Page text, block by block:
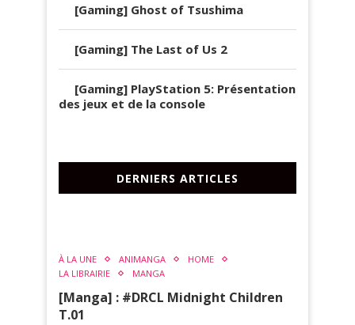
[Gaming] Ghost of Tsushima
[Gaming] The Last of Us 2
[Gaming] PlayStation 5: Présentation
des jeux et de la console
DERNIERS ARTICLES
À LA UNE ANIMANGA
HOME
LA LIBRAIRIE
MANGA
[Manga] : #DRCL Midnight Children
T.01